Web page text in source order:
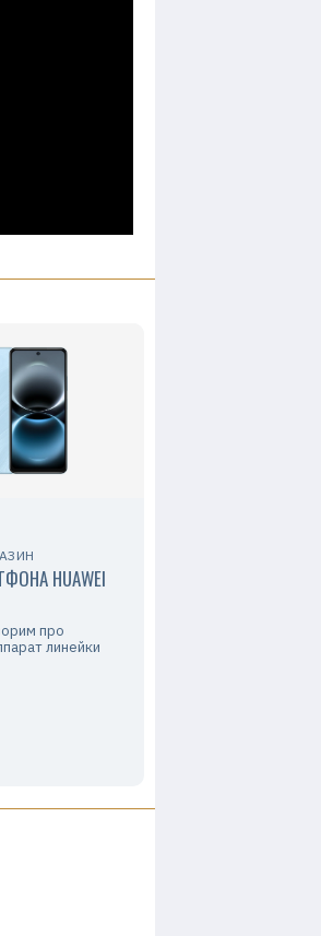
HUAWEI
про
линейки